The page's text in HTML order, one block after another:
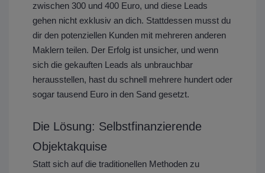
zwischen 300 und 400 Euro, und diese Leads
gehen nicht exklusiv an dich. Stattdessen musst du
dir den potenziellen Kunden mit mehreren anderen
Maklern teilen. Der Erfolg ist unsicher, und wenn
sich die gekauften Leads als unbrauchbar
herausstellen, hast du schnell mehrere hundert oder
sogar tausend Euro in den Sand gesetzt.
Die Lösung: Selbstfinanzierende
Objektakquise
Statt sich auf die traditionellen Methoden zu